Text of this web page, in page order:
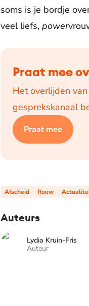
soms is je bordje
veel liefs, power
Praat mee
Het overlijden
gesprekskanaal
Praat mee
Afscheid Rouw
Auteurs
Lydia Kruin-Fris
Auteur